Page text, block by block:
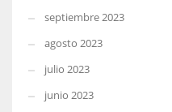
septiembre 2023
agosto 2023
julio 2023
junio 2023